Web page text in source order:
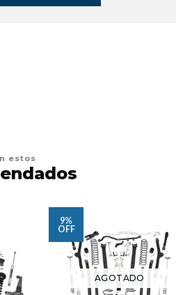
estos
9%
OFF
AGOTADO